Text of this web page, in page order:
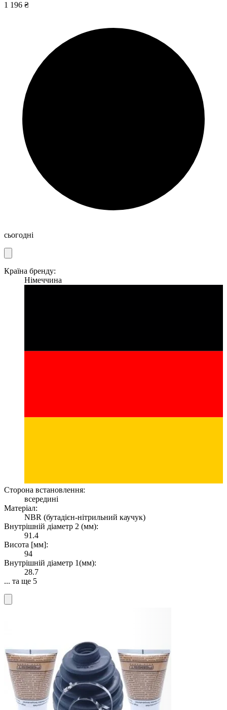
1 196 ₴
сьогодні
Країна бренду:
Німеччина
Сторона встановлення:
всередині
Матеріал:
NBR (бутадієн-нітрильний каучук)
Внутрішній діаметр 2 (мм):
91.4
Висота [мм]:
94
Внутрішній діаметр 1(мм):
28.7
... та ще 5